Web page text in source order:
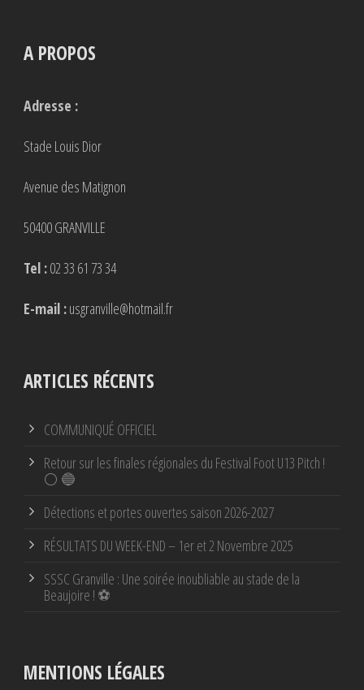
A PROPOS
Adresse :
Stade Louis Dior
Avenue des Matignon
50400 GRANVILLE
Tel :02 33 61 73 34
E-mail :usgranville@hotmail.fr
ARTICLES RÉCENTS
COMMUNIQUÉ OFFICIEL
Retour sur les finales régionales du Festival Foot U13 Pitch !
⚪ 🔵
Détections et portes ouvertes saison 2026-2027
RÉSULTATS DU WEEK-END – 1er et 2 Novembre 2025
SSSC Granville : Une soirée inoubliable au stade de la
Beaujoire ! ⚽
MENTIONS LÉGALES